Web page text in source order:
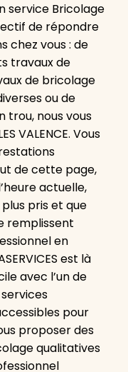
service Bricolage
de répondre
chez vous : de
travaux de
de bricolage
ou de
trou, nous vous
VALENCE. Vous
de cette page,
actuelle,
pris et que
remplissent
en
est là
avec l’un de
pour
proposer des
qualitatives